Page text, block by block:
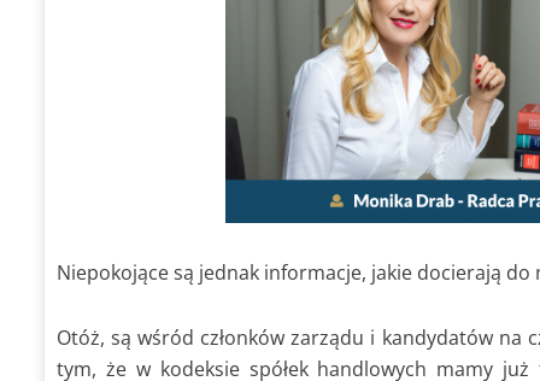
Niepokojące są jednak informacje, jakie docierają do
Otóż, są wśród członków zarządu i kandydatów na
tym, że w kodeksie spółek handlowych mamy